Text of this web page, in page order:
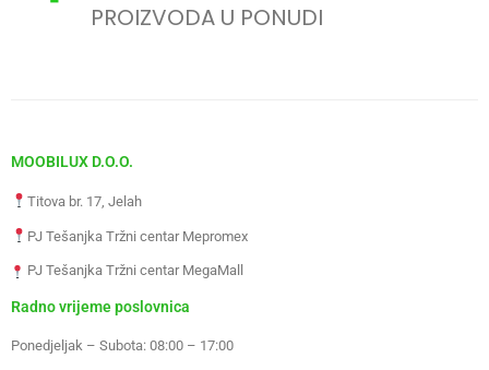
PROIZVODA U PONUDI
MOOBILUX D.O.O.
Titova br. 17, Jelah
PJ Tešanjka Tržni centar Mepromex
PJ Tešanjka Tržni centar MegaMall
Radno vrijeme poslovnica
Ponedjeljak – Subota: 08:00 – 17:00